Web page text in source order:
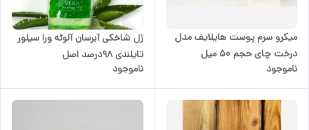
میکرو سرم پوست هایلایف مدل
درخت چای حجم 50 میل
ناموجود
ژل شاخکی آبرسان آلوئه ورا سیلور
تایلندی 98درصد اصل
ناموجود